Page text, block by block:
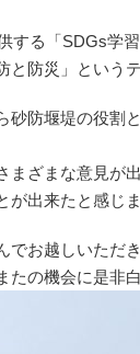
する「SDGs学
防災」という
防堰堤の役
ざまな意見
出来たと感じま
お越しいた
の機会に是非